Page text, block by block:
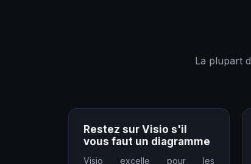
La plupart
Restez sur Visio s'il
vous faut un diagramme
Visio excelle pour les